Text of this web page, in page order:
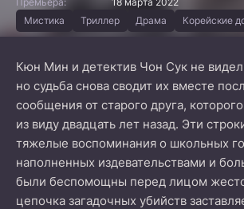
Мистика
Триллер Драма Корейские
Кюн Мин и детектив Чон Сук не
но судьба снова сводит их вместе
сообщения от старого друга,
из виду двадцать лет назад. Эти
тяжелые воспоминания о школьных
наполненных издевательствами и
были беспомощны перед лицом
цепочка загадочных убийств